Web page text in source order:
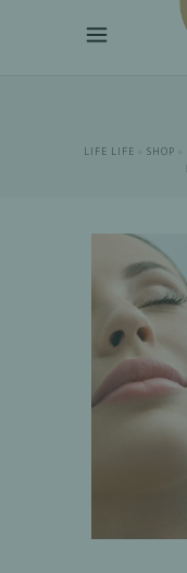
LIFE LIFE SHOP